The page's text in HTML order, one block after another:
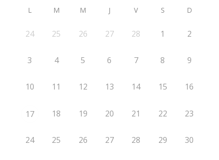
L M M J V S D
24 25 26 27 28 1 2
3 4 5 6 7 8 9
10 11 12 13 14 15 16
17 18 19 20 21 22 23
24 25 26 27 28 29 30